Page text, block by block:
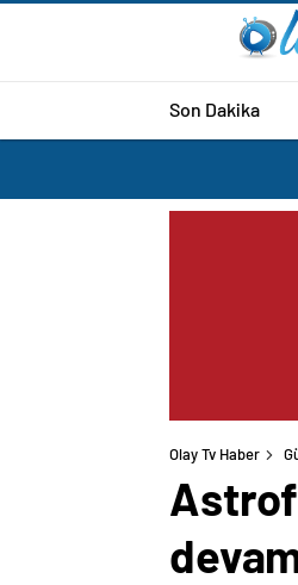
Son Dakika
Olay Tv Haber